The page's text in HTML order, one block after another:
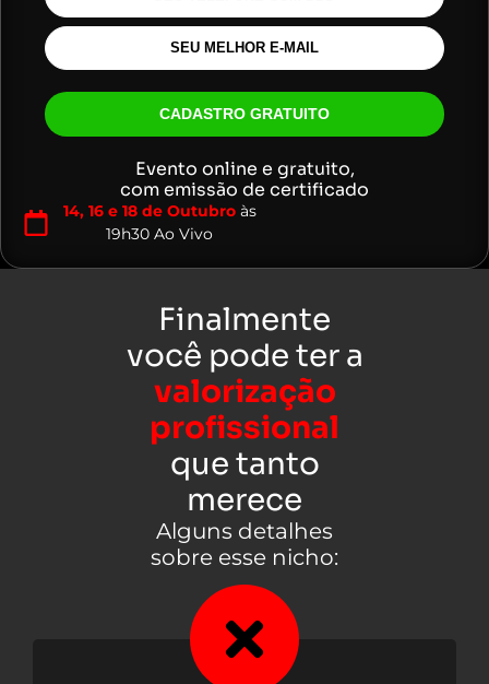
CADASTRO GRATUITO
Evento online e gratuito,
com emissão de certificado
14, 16 e 18 de Outubroàs
19h30 Ao Vivo
Finalmente
você pode ter a
valorização
profissional
que tanto
merece
Alguns detalhes
sobre esse nicho: